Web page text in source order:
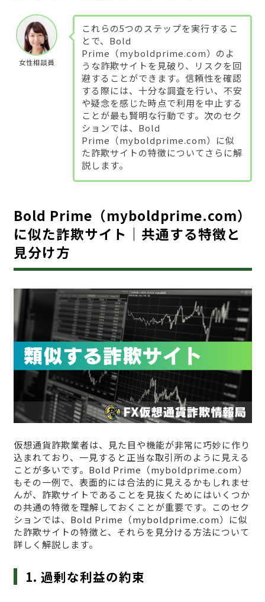
女性相談員
これらの5つのステップを実行するこ
とで、Bold
Prime（myboldprime.com）のよ
うな詐欺サイトを見破り、リスクを回
避することができます。信頼性を確認
する際には、十分な調査を行い、不安
や疑念を感じた時点で利用を中止する
ことが最も賢明な行動です。次のセク
ションでは、Bold
Prime（myboldprime.com）に似
た詐欺サイトの特徴についてさらに解
説します。
Bold Prime（myboldprime.com）
に似た詐欺サイト｜共通する特徴と
見分け方
仮想通貨詐欺業者は、見た目や機能が非常に巧妙に作り
込まれており、一見すると正当な取引所のように見える
ことが多いです。Bold Prime（myboldprime.com）
もその一例で、表面的には合法的に見えるかもしれませ
んが、詐欺サイトであることを見抜くためにはいくつか
の共通の特徴を理解しておくことが重要です。このセク
ションでは、Bold Prime（myboldprime.com）に似
た詐欺サイトの特徴と、それらを見分ける方法について
詳しく解説します。
1. 過剰な利益の約束